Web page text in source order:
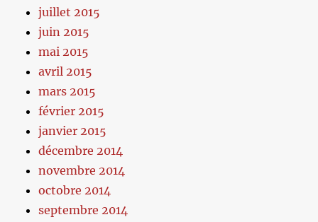
juillet 2015
juin 2015
mai 2015
avril 2015
mars 2015
février 2015
janvier 2015
décembre 2014
novembre 2014
octobre 2014
septembre 2014